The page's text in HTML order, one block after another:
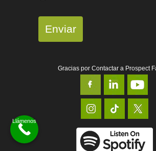
Enviar
Gracias por Contactar a Prospect